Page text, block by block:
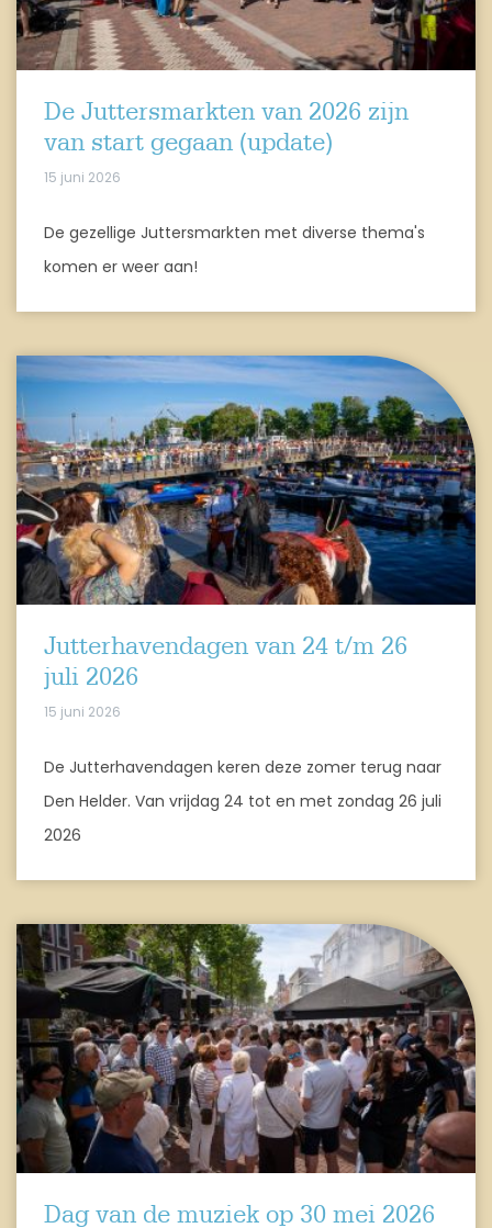
De Juttersmarkten van 2026 zijn
van start gegaan (update)
15 juni 2026
De gezellige Juttersmarkten met diverse thema's
komen er weer aan!
Jutterhavendagen van 24 t/m 26
juli 2026
15 juni 2026
De Jutterhavendagen keren deze zomer terug naar
Den Helder. Van vrijdag 24 tot en met zondag 26 juli
2026
Dag van de muziek op 30 mei 2026